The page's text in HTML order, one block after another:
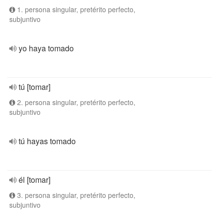
1. persona singular, pretérito perfecto,
subjuntivo
yo haya tomado
tú [tomar]
2. persona singular, pretérito perfecto,
subjuntivo
tú hayas tomado
él [tomar]
3. persona singular, pretérito perfecto,
subjuntivo